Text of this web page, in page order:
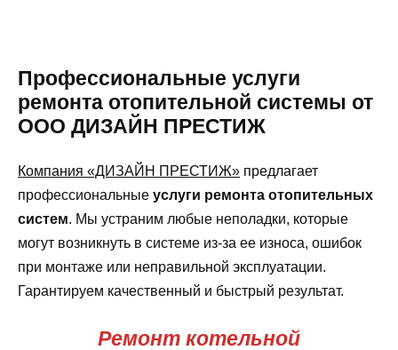
Профессиональные услуги
ремонта отопительной системы от
ООО ДИЗАЙН ПРЕСТИЖ
Компания «ДИЗАЙН ПРЕСТИЖ» предлагает
профессиональные услуги ремонта отопительных
систем. Мы устраним любые неполадки, которые
могут возникнуть в системе из-за ее износа, ошибок
при монтаже или неправильной эксплуатации.
Гарантируем качественный и быстрый результат.
Ремонт котельной